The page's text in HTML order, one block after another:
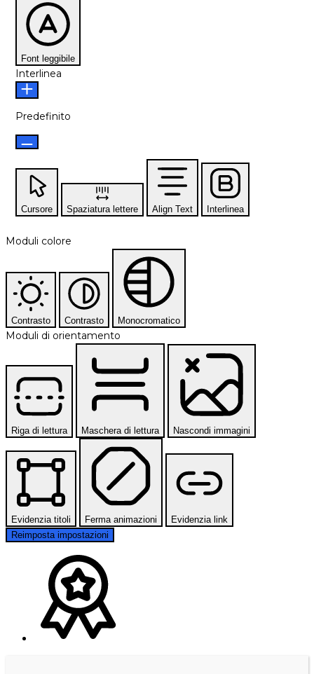
Font leggibile
Interlinea
Predefinito
Cursore Spaziatura lettere Align Text Interlinea
Moduli colore
Contrasto Contrasto Monocromatico
Moduli di orientamento
Riga di lettura Maschera di lettura Nascondi immagini
Evidenzia titoli Ferma animazioni
Evidenzia link
Reimposta impostazioni